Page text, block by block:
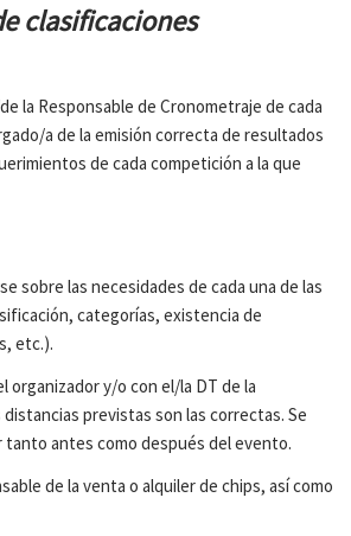
clasificaciones
la Responsable de Cronometraje de cada
a de la emisión correcta de resultados
de cada competición a la que
sobre las necesidades de cada una de las
categorías, existencia de
etc.).
organizador y/o con el/la DT de la
previstas son las correctas. Se
tanto antes como después del evento.
de la venta o alquiler de chips, así como